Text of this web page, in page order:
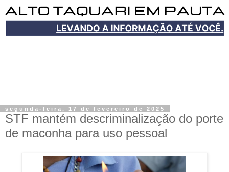
segunda-feira, 17 de fevereiro de 2025
STF mantém descriminalização do porte
de maconha para uso pessoal